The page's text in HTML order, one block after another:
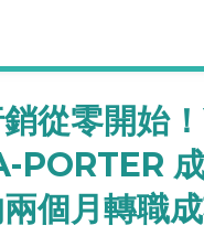
從零開始
PORTER
個月轉職